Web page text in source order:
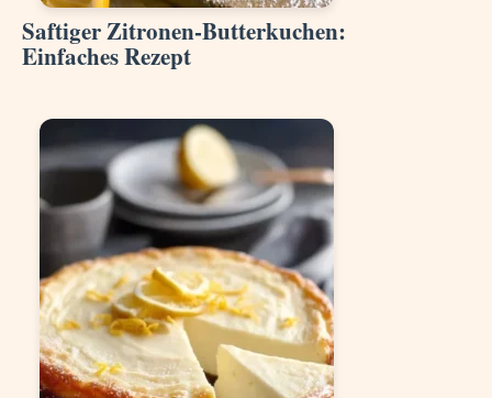
Saftiger Zitronen-Butterkuchen:
Einfaches Rezept